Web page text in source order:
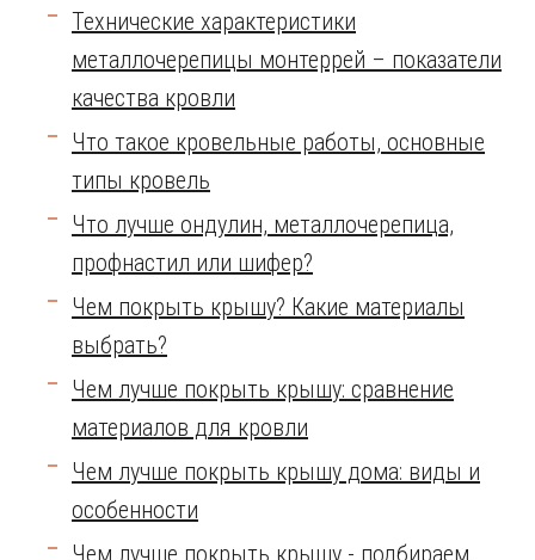
Технические характеристики
металлочерепицы монтеррей – показатели
качества кровли
Что такое кровельные работы, основные
типы кровель
Что лучше ондулин, металлочерепица,
профнастил или шифер?
Чем покрыть крышу? Какие материалы
выбрать?
Чем лучше покрыть крышу: сравнение
материалов для кровли
Чем лучше покрыть крышу дома: виды и
особенности
Чем лучше покрыть крышу - подбираем